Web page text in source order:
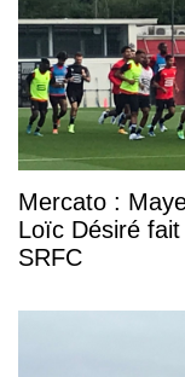
Mercato :
Loïc Désiré
SRFC